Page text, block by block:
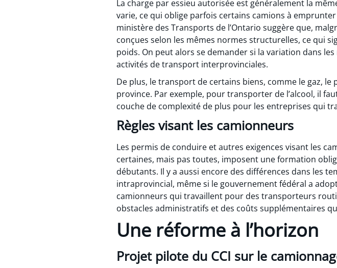
La charge par essieu autorisée est généralement la
varie, ce qui oblige parfois certains camions à
ministère des Transports de l’Ontario suggère que,
conçues selon les mêmes normes structurelles, ce qui
poids. On peut alors se demander si la variation dans
activités de transport interprovinciales.
De plus, le transport de certains biens, comme le gaz,
province. Par exemple, pour transporter de l’alcool, il
couche de complexité de plus pour les entreprises qui
Règles visant les camionneurs
Les permis de conduire et autres exigences visant les
certaines, mais pas toutes, imposent une formation
débutants. Il y a aussi encore des différences dans les
intraprovincial, même si le gouvernement fédéral a
camionneurs qui travaillent pour des transporteurs
obstacles administratifs et des coûts supplémentaires
Une réforme à l’horizon
Projet pilote du CCI sur le